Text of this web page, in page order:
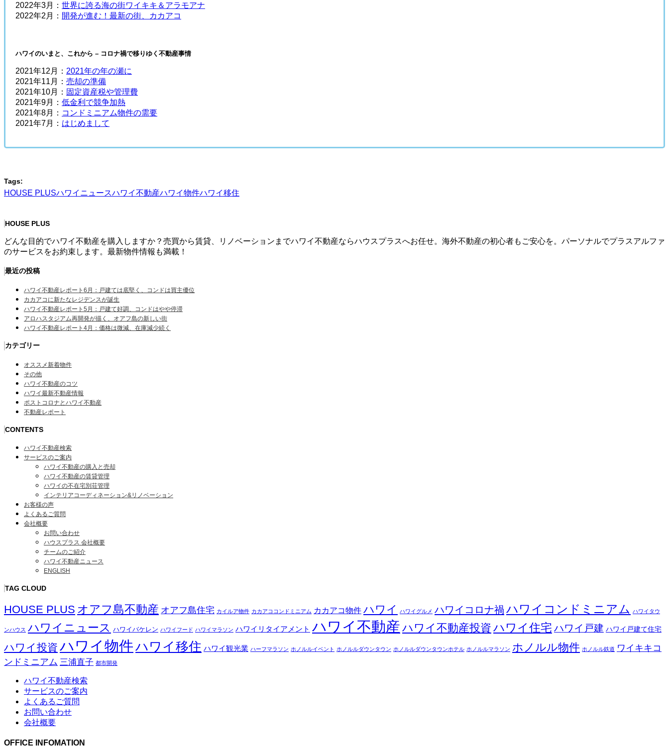
2022年3月： 世界に誇る海の街ワイキキ＆アラモアナ
2022年2月： 開発が進む！最新の街、カカアコ
ハワイのいまと、これから – コロナ禍で移りゆく不動産事情
2021年12月： 2021年の年の瀬に
2021年11月： 売却の準備
2021年10月： 固定資産税や管理費
2021年9月： 低金利で競争加熱
2021年8月： コンドミニアム物件の需要
2021年7月： はじめまして
Tags:
HOUSE PLUSハワイニュースハワイ不動産ハワイ物件ハワイ移住
HOUSE PLUS
どんな目的でハワイ不動産を購入しますか？売買から賃貸、リノベーションまでハワイ不動産ならハウスプラスへお任せ。海外不動産の初心者もご安心を。パーソナルでプラスアルファ
のサービスをお約束します。最新物件情報も満載！
最近の投稿
ハワイ不動産レポート6月：戸建ては底堅く、コンドは買主優位
カカアコに新たなレジデンスが誕生
ハワイ不動産レポート5月：戸建て好調、コンドはやや停滞
アロハスタジアム再開発が描く、オアフ島の新しい街
ハワイ不動産レポート4月：価格は微減、在庫減少続く
カテゴリー
オススメ新着物件
その他
ハワイ不動産のコツ
ハワイ最新不動産情報
ポストコロナとハワイ不動産
不動産レポート
CONTENTS
ハワイ不動産検索
サービスのご案内
ハワイ不動産の購入と売却
ハワイ不動産の賃貸管理
ハワイの不在宅別荘管理
インテリアコーディネーション&リノベーション
お客様の声
よくあるご質問
会社概要
お問い合わせ
ハウスプラス 会社概要
チームのご紹介
ハワイ不動産ニュース
ENGLISH
TAG CLOUD
HOUSE PLUS オアフ島不動産 オアフ島住宅 カイルア物件 カカアココンドミニアム カカアコ物件 ハワイ ハワイグルメ ハワイコロナ禍 ハワイコンドミニアム ハワイタウ
ンハウス ハワイニュース ハワイバケレン ハワイフード ハワイマラソン ハワイリタイアメント ハワイ不動産 ハワイ不動産投資 ハワイ住宅 ハワイ戸建 ハワイ戸建て住宅
ハワイ投資 ハワイ物件ハワイ移住 ハワイ観光業 ハーフマラソン ホノルルイベント ホノルルダウンタウン ホノルルダウンタウンホテル ホノルルマラソン ホノルル物件 ホノルル鉄道 ワイキキコ
ンドミニアム 三浦直子 都市開発
ハワイ不動産検索
サービスのご案内
よくあるご質問
お問い合わせ
会社概要
OFFICE INFOMATION